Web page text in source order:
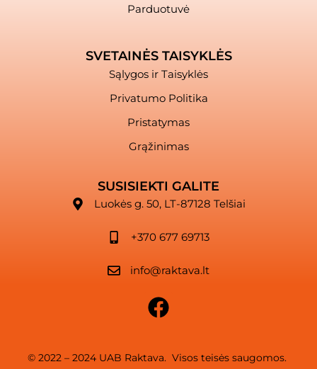
Parduotuvė
SVETAINĖS TAISYKLĖS
Sąlygos ir Taisyklės
Privatumo Politika
Pristatymas
Grąžinimas
SUSISIEKTI GALITE
Luokės g. 50, LT-87128 Telšiai
+370 677 69713
info@raktava.lt
© 2022 – 2024 UAB Raktava. Visos teisės saugomos.